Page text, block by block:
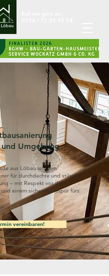
Umgebung
aus Löbau ist Dein
für durchdachte und stilvolle
– mit Respekt vor dem
einem sicheren Gespür fürs
vereinbaren!